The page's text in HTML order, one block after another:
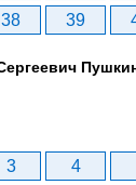
38 39
3 4